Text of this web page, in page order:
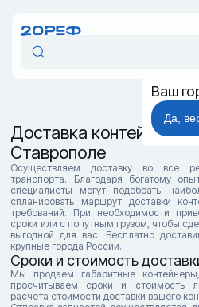
Ваш
Да,
Доставка контейнеров
Ставрополе
Осуществляем доставку во все
транспорта. Благодаря богатому
специалисты могут подобрать
спланировать маршрут доставки
требований. При необходимости
сроки или с попутным грузом, чтобы
выгодной для вас. Бесплатно
крупные города России.
Сроки и стоимость
Мы продаем габаритные
просчитываем сроки и стоимость
расчета стоимости доставки вашего